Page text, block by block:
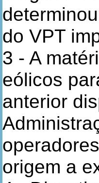
do VPT
3 - A
eólicos
anterior
origem a